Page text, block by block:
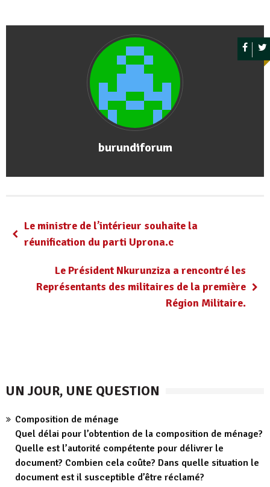
burundiforum
Le ministre de l’intérieur souhaite la
réunification du parti Uprona.c
Le Président Nkurunziza a rencontré les
Représentants des militaires de la première
Région Militaire.
UN JOUR, UNE QUESTION
Composition de ménage
Quel délai pour l’obtention de la composition de ménage?
Quelle est l’autorité compétente pour délivrer le
document? Combien cela coûte? Dans quelle situation le
document est il susceptible d’être réclamé?